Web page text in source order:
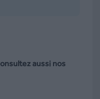
aussi nos